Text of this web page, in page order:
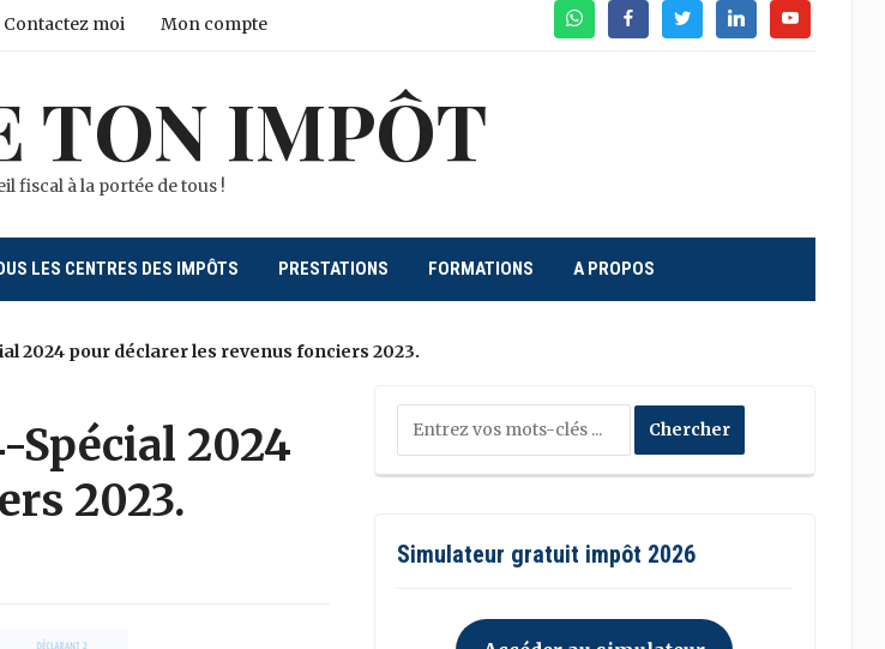
WhatsAppFacebookTwitterLinkedinYoutube
Contactez moi Mon compte
TON IMPÔT
fiscal à la portée de tous !
LES CENTRES DES IMPÔTS PRESTATIONS FORMATIONS A PROPOS
2024 pour déclarer les revenus fonciers 2023.
2024
2023.
Simulateur gratuit impôt 2026